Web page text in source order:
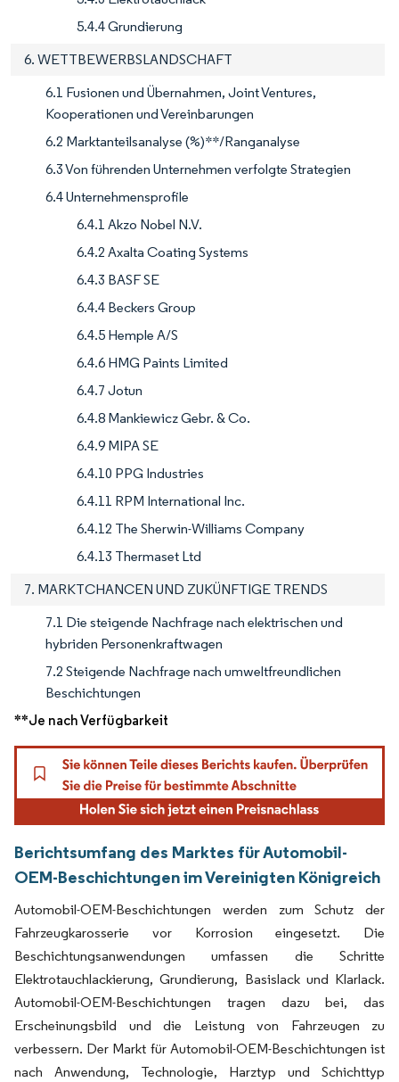
5.4.4 Grundierung
6. WETTBEWERBSLANDSCHAFT
6.1 Fusionen und Übernahmen, Joint Ventures,
Kooperationen und Vereinbarungen
6.2 Marktanteilsanalyse (%)**/Ranganalyse
6.3 Von führenden Unternehmen verfolgte Strategien
6.4 Unternehmensprofile
6.4.1 Akzo Nobel N.V.
6.4.2 Axalta Coating Systems
6.4.3 BASF SE
6.4.4 Beckers Group
6.4.5 Hemple A/S
6.4.6 HMG Paints Limited
6.4.7 Jotun
6.4.8 Mankiewicz Gebr. & Co.
6.4.9 MIPA SE
6.4.10 PPG Industries
6.4.11 RPM International Inc.
6.4.12 The Sherwin-Williams Company
6.4.13 Thermaset Ltd
7. MARKTCHANCEN UND ZUKÜNFTIGE TRENDS
7.1 Die steigende Nachfrage nach elektrischen und
hybriden Personenkraftwagen
7.2 Steigende Nachfrage nach umweltfreundlichen
Beschichtungen
**Je nach Verfügbarkeit
Berichtsumfang des Marktes für Automobil-
OEM-Beschichtungen im Vereinigten Königreich
Automobil-OEM-Beschichtungen werden zum Schutz der
Fahrzeugkarosserie vor Korrosion eingesetzt. Die
Beschichtungsanwendungen umfassen die Schritte
Elektrotauchlackierung, Grundierung, Basislack und Klarlack.
Automobil-OEM-Beschichtungen tragen dazu bei, das
Erscheinungsbild und die Leistung von Fahrzeugen zu
verbessern. Der Markt für Automobil-OEM-Beschichtungen ist
nach Anwendung, Technologie, Harztyp und Schichttyp